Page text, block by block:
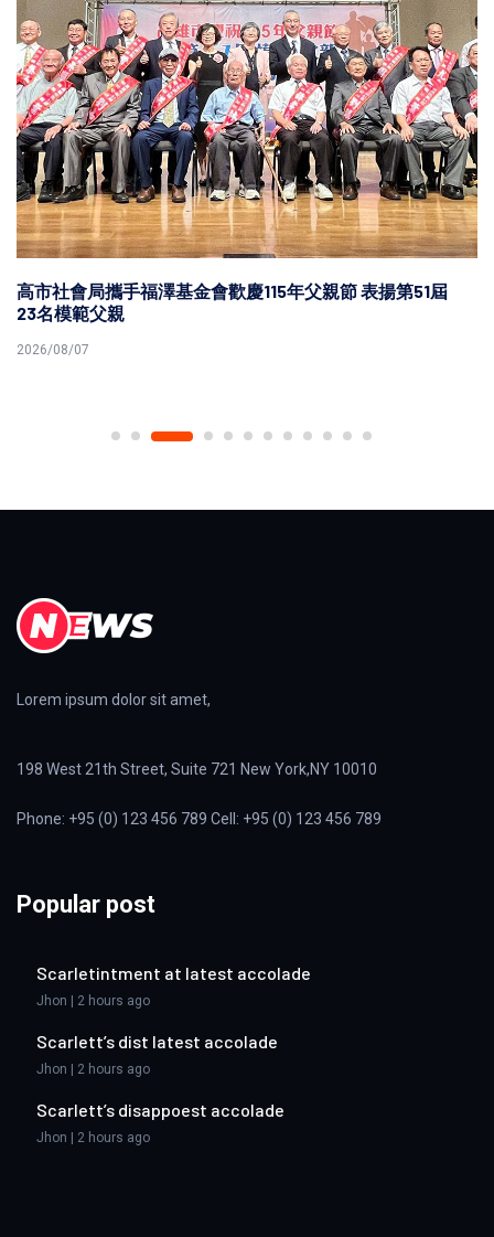
高市社會局攜手福澤基金會歡慶115年父親節 表揚第51屆
23名模範父親
2026/08/07
Lorem ipsum dolor sit amet,
198 West 21th Street, Suite 721 New York,NY 10010
Phone: +95 (0) 123 456 789 Cell: +95 (0) 123 456 789
Popular post
Scarletintment at latest accolade
Jhon | 2 hours ago
Scarlett’s dist latest accolade
Jhon | 2 hours ago
Scarlett’s disappoest accolade
Jhon | 2 hours ago